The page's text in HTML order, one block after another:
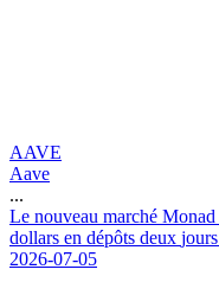
AAVE
Aave
...
Le nouveau marché Monad
dollars en dépôts deux jours
2026-07-05